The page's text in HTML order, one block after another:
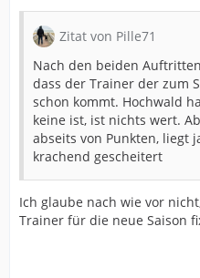
Zitat von Pille71
Nach den beiden
dass der Trainer der zum
schon kommt. Hochwald
keine ist, ist nichts wert.
abseits von Punkten, liegt
krachend gescheitert
Ich glaube nach wie vor
Trainer für die neue Saison